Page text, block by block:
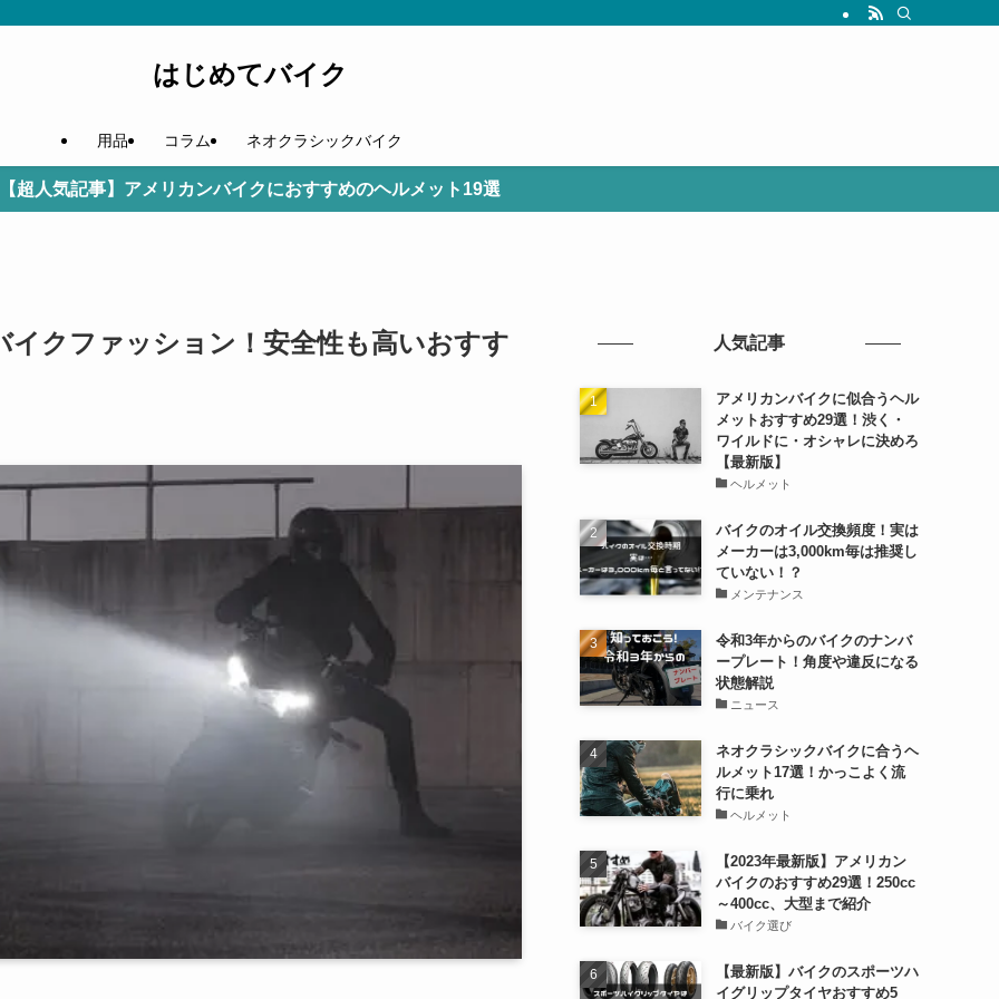
はじめてバイク
用品 コラム ネオクラシックバイク
【超人気記事】アメリカンバイクにおすすめのヘルメット19選
クファッション！安全性も高いおすす 人気記事
アメリカンバイクに似合うヘル
メットおすすめ29選！渋く・
ワイルドに・オシャレに決めろ
【最新版】
ヘルメット
バイクのオイル交換頻度！実は
メーカーは3,000km毎は推奨し
ていない！？
メンテナンス
令和3年からのバイクのナンバ
ープレート！角度や違反になる
状態解説
ニュース
ネオクラシックバイクに合うヘ
ルメット17選！かっこよく流
行に乗れ
ヘルメット
【2023年最新版】アメリカン
バイクのおすすめ29選！250cc
～400cc、大型まで紹介
バイク選び
【最新版】バイクのスポーツハ
イグリップタイヤおすすめ5